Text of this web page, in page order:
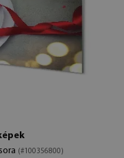
(#100356800)